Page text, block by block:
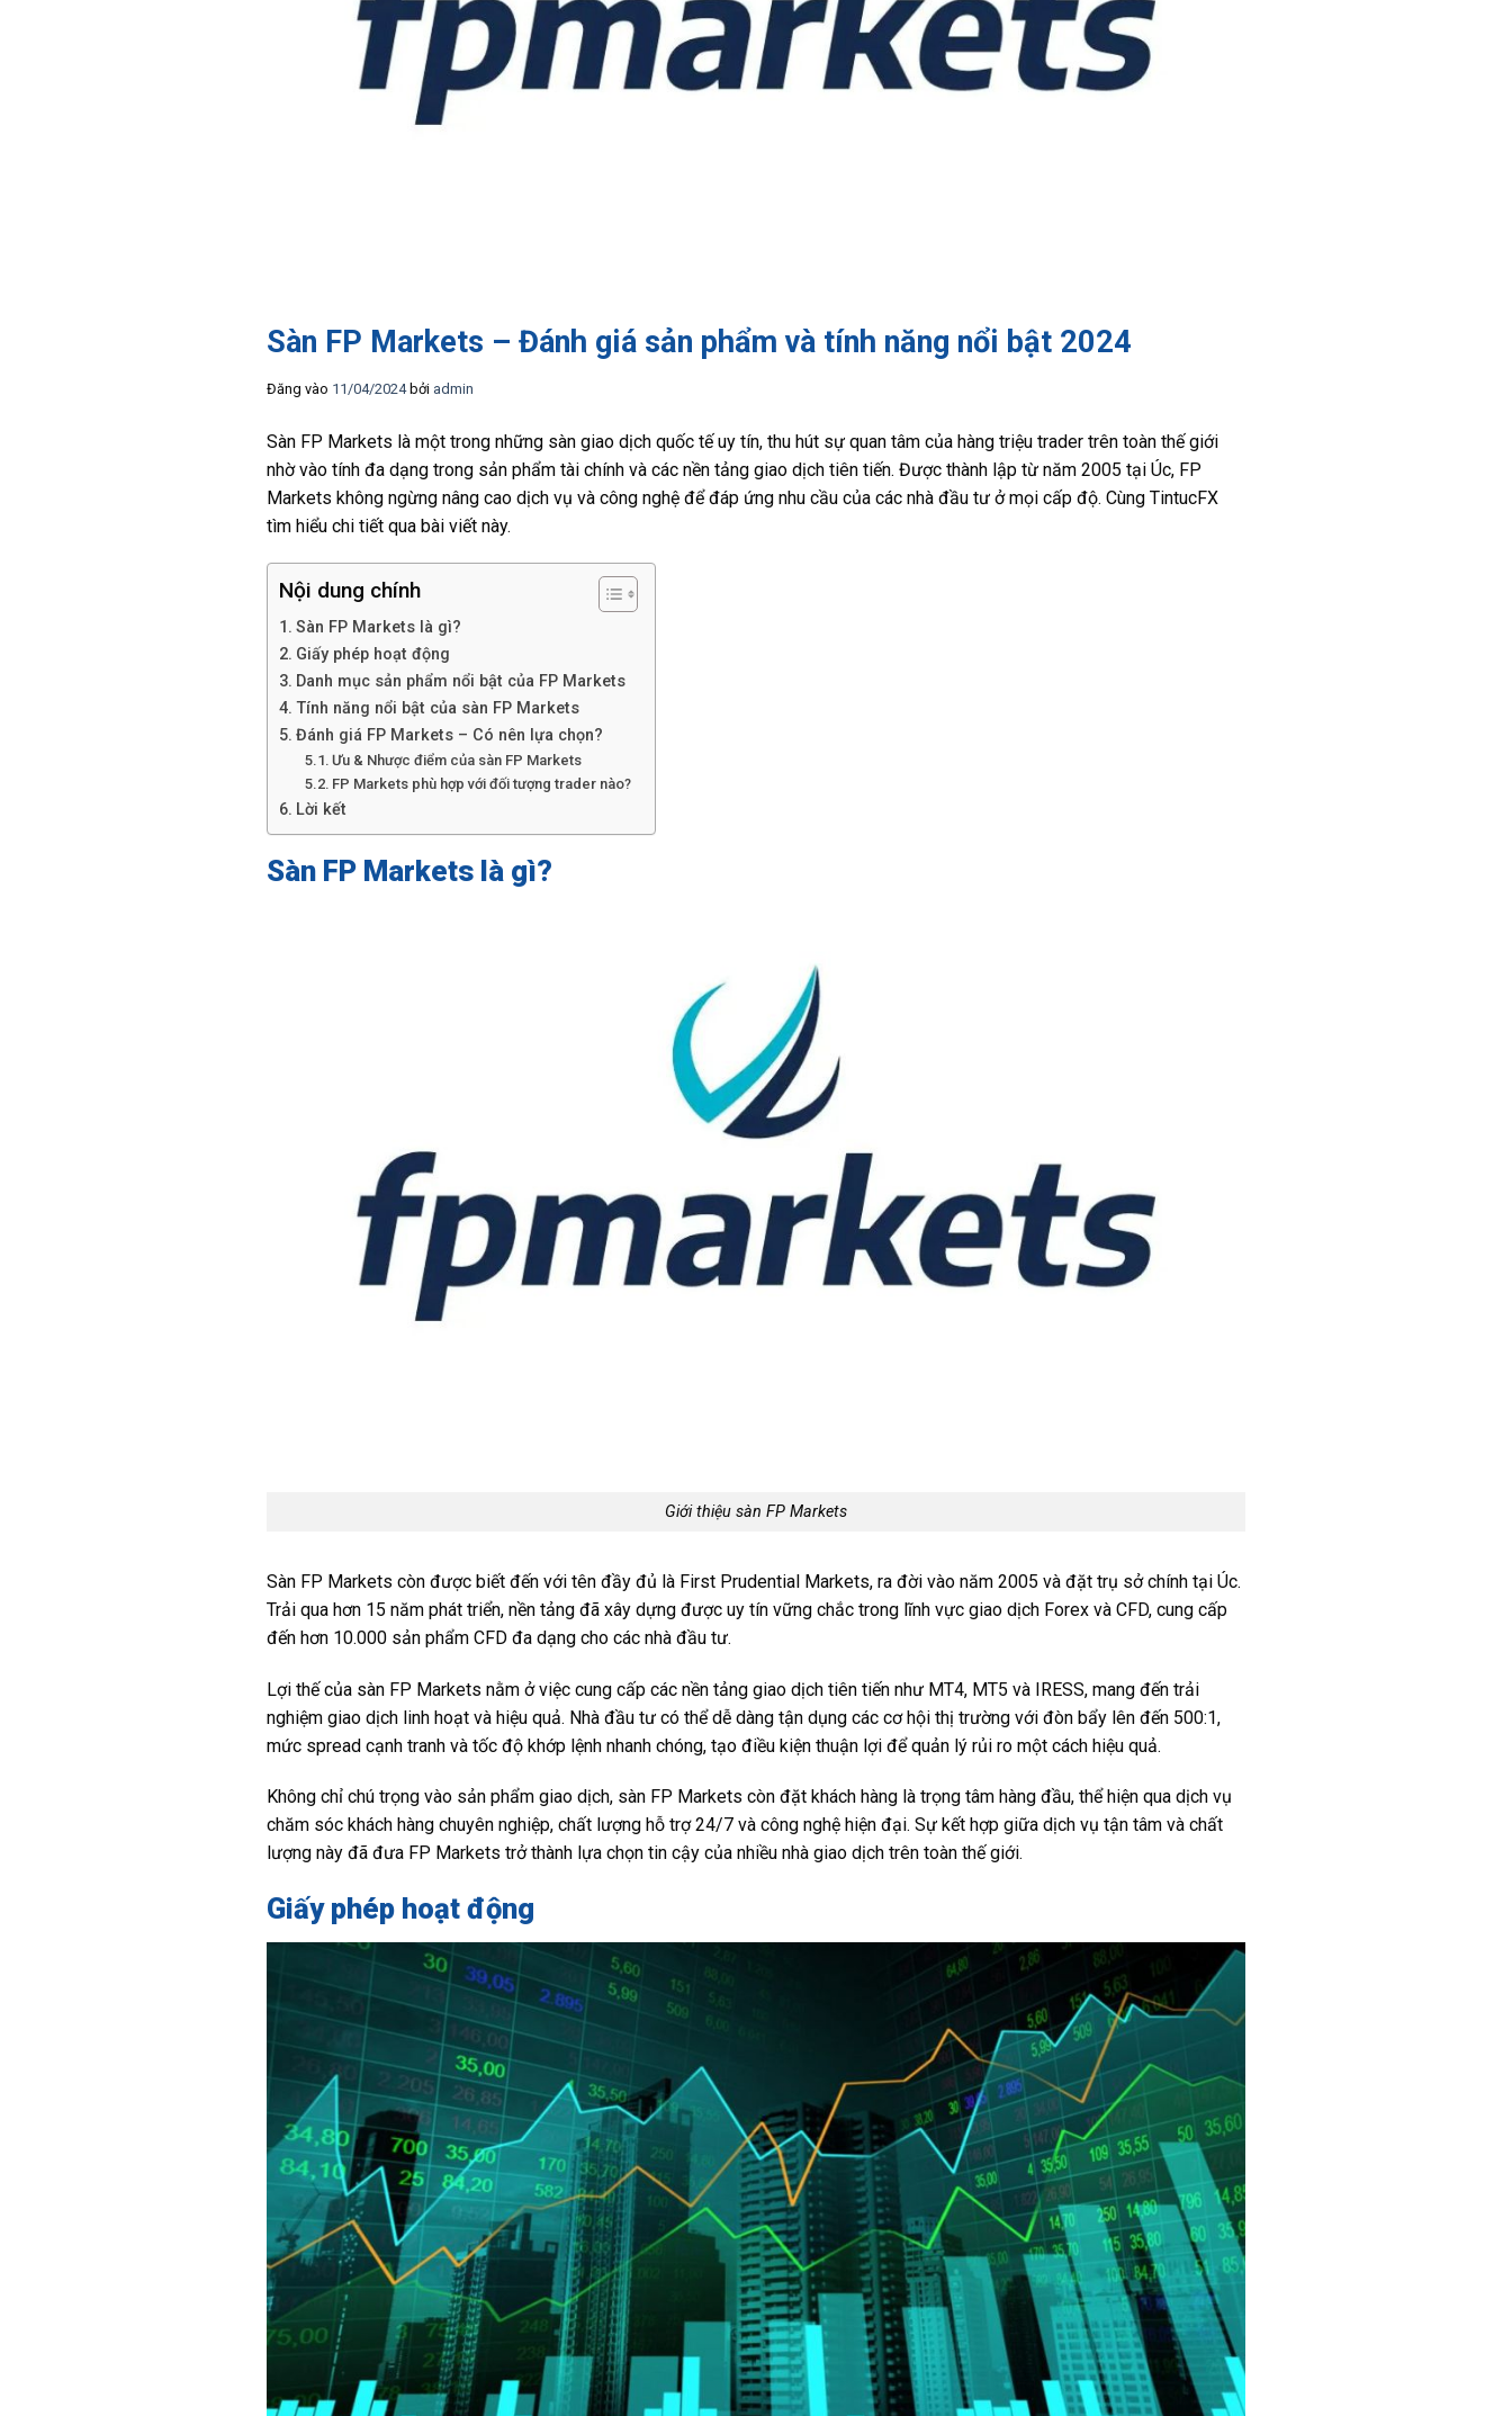
Sàn FP Markets – Đánh giá sản phẩm và tính năng nổi bật 2024
Đăng vào 11/04/2024 bởi admin
Sàn FP Markets là một trong những sàn giao dịch quốc tế uy tín, thu hút sự quan tâm của hàng triệu trader trên toàn thế giới
nhờ vào tính đa dạng trong sản phẩm tài chính và các nền tảng giao dịch tiên tiến. Được thành lập từ năm 2005 tại Úc, FP
Markets không ngừng nâng cao dịch vụ và công nghệ để đáp ứng nhu cầu của các nhà đầu tư ở mọi cấp độ. Cùng TintucFX
tìm hiểu chi tiết qua bài viết này.
Nội dung chính
Sàn FP Markets là gì?
Giấy phép hoạt động
Danh mục sản phẩm nổi bật của FP Markets
Tính năng nổi bật của sàn FP Markets
Đánh giá FP Markets – Có nên lựa chọn?
Ưu & Nhược điểm của sàn FP Markets
FP Markets phù hợp với đối tượng trader nào?
Lời kết
Sàn FP Markets là gì?
Giới thiệu sàn FP Markets
Sàn FP Markets còn được biết đến với tên đầy đủ là First Prudential Markets, ra đời vào năm 2005 và đặt trụ sở chính tại Úc.
Trải qua hơn 15 năm phát triển, nền tảng đã xây dựng được uy tín vững chắc trong lĩnh vực giao dịch Forex và CFD, cung cấp
đến hơn 10.000 sản phẩm CFD đa dạng cho các nhà đầu tư.
Lợi thế của sàn FP Markets nằm ở việc cung cấp các nền tảng giao dịch tiên tiến như MT4, MT5 và IRESS, mang đến trải
nghiệm giao dịch linh hoạt và hiệu quả. Nhà đầu tư có thể dễ dàng tận dụng các cơ hội thị trường với đòn bẩy lên đến 500:1,
mức spread cạnh tranh và tốc độ khớp lệnh nhanh chóng, tạo điều kiện thuận lợi để quản lý rủi ro một cách hiệu quả.
Không chỉ chú trọng vào sản phẩm giao dịch, sàn FP Markets còn đặt khách hàng là trọng tâm hàng đầu, thể hiện qua dịch vụ
chăm sóc khách hàng chuyên nghiệp, chất lượng hỗ trợ 24/7 và công nghệ hiện đại. Sự kết hợp giữa dịch vụ tận tâm và chất
lượng này đã đưa FP Markets trở thành lựa chọn tin cậy của nhiều nhà giao dịch trên toàn thế giới.
Giấy phép hoạt động